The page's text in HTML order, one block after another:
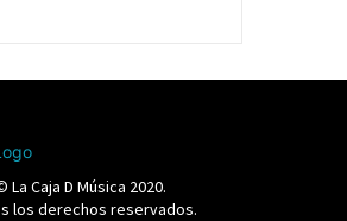
La Caja D Música 2020.
los derechos reservados.